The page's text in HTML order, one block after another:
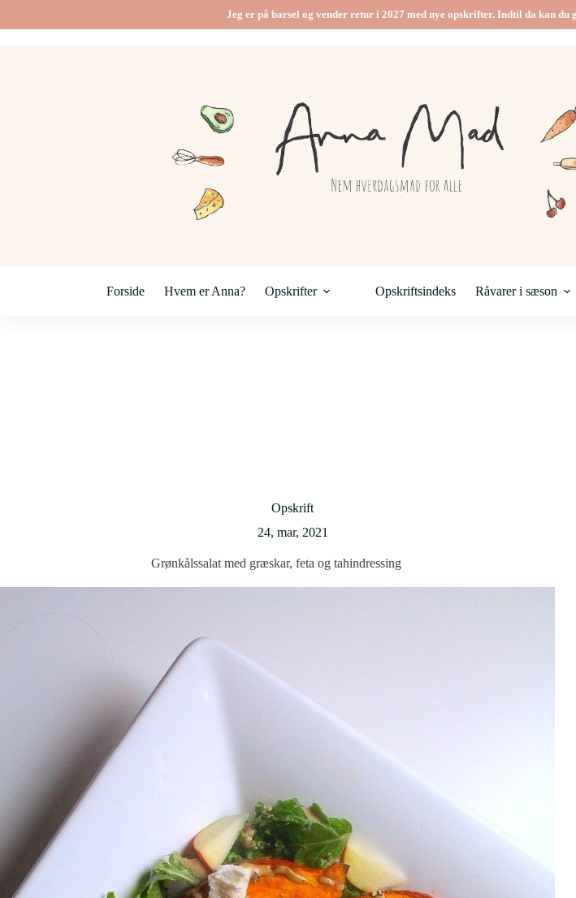
Jeg er på barsel og vender retur i 2027 med nye opskrifter. Indtil da kan
Forside Hvem er Anna? Opskrifter Opskriftsindeks Råvarer i sæson
Opskrift
24, mar, 2021
Grønkålssalat med græskar, feta og tahindressing